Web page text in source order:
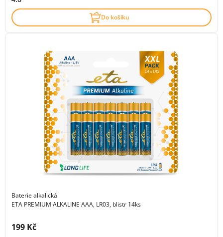
Do košíku
Baterie alkalická
ETA PREMIUM ALKALINE AAA, LR03, blistr 14ks
Cena s DPH:
199 Kč